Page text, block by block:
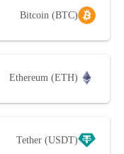
Bitcoin (BTC)
Ethereum (ETH)
Tether (USDT)